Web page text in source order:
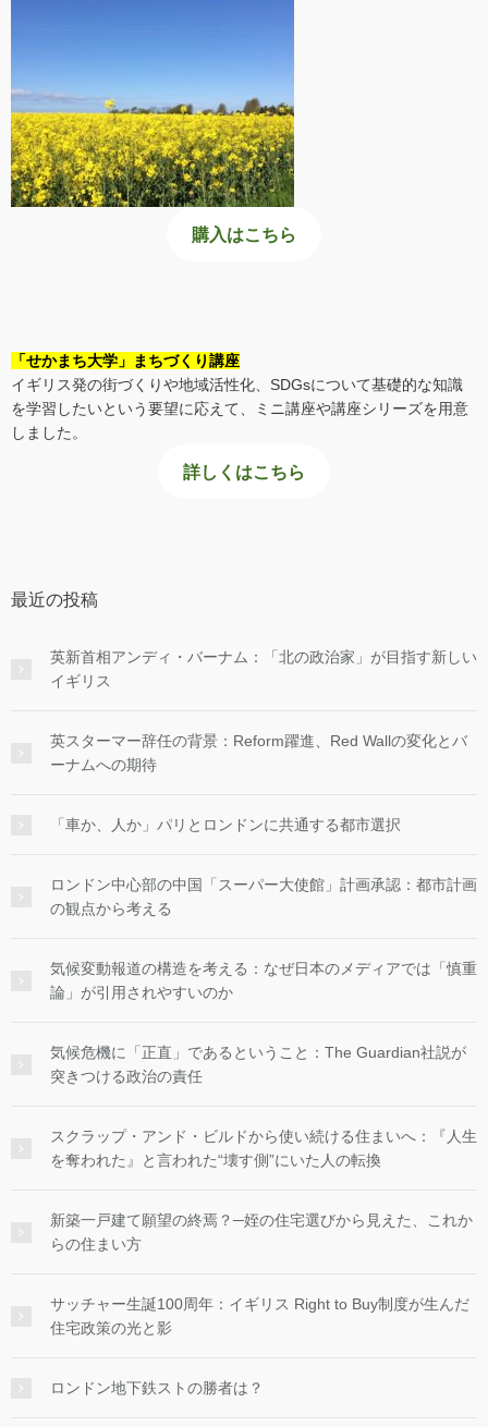
購入はこちら
「せかまち大学」まちづくり講座
イギリス発の街づくりや地域活性化、SDGsについて基礎的な知識
を学習したいという要望に応えて、ミニ講座や講座シリーズを用意
しました。
詳しくはこちら
最近の投稿
英新首相アンディ・バーナム：「北の政治家」が目指す新しい
イギリス
英スターマー辞任の背景：Reform躍進、Red Wallの変化とバ
ーナムへの期待
「車か、人か」パリとロンドンに共通する都市選択
ロンドン中心部の中国「スーパー大使館」計画承認：都市計画
の観点から考える
気候変動報道の構造を考える：なぜ日本のメディアでは「慎重
論」が引用されやすいのか
気候危機に「正直」であるということ：The Guardian社説が
突きつける政治の責任
スクラップ・アンド・ビルドから使い続ける住まいへ：『人生
を奪われた』と言われた“壊す側”にいた人の転換
新築一戸建て願望の終焉？─姪の住宅選びから見えた、これか
らの住まい方
サッチャー生誕100周年：イギリス Right to Buy制度が生んだ
住宅政策の光と影
ロンドン地下鉄ストの勝者は？